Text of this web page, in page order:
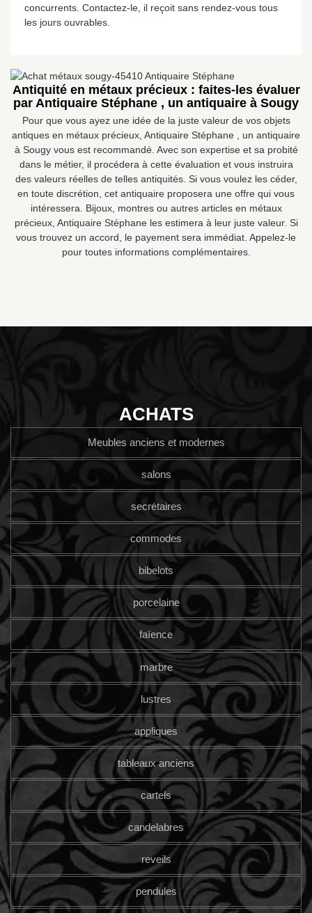
concurrents. Contactez-le, il reçoit sans rendez-vous tous
les jours ouvrables.
Antiquité en métaux précieux : faites-les évaluer
par Antiquaire Stéphane , un antiquaire à Sougy
Pour que vous ayez une idée de la juste valeur de vos objets
antiques en métaux précieux, Antiquaire Stéphane , un antiquaire
à Sougy vous est recommandé. Avec son expertise et sa probité
dans le métier, il procédera à cette évaluation et vous instruira
des valeurs réelles de telles antiquités. Si vous voulez les céder,
en toute discrétion, cet antiquaire proposera une offre qui vous
intéressera. Bijoux, montres ou autres articles en métaux
précieux, Antiquaire Stéphane les estimera à leur juste valeur. Si
vous trouvez un accord, le payement sera immédiat. Appelez-le
pour toutes informations complémentaires.
ACHATS
Meubles anciens et modernes
salons
secrétaires
commodes
bibelots
porcelaine
faïence
marbre
lustres
appliques
tableaux anciens
cartels
candelabres
reveils
pendules